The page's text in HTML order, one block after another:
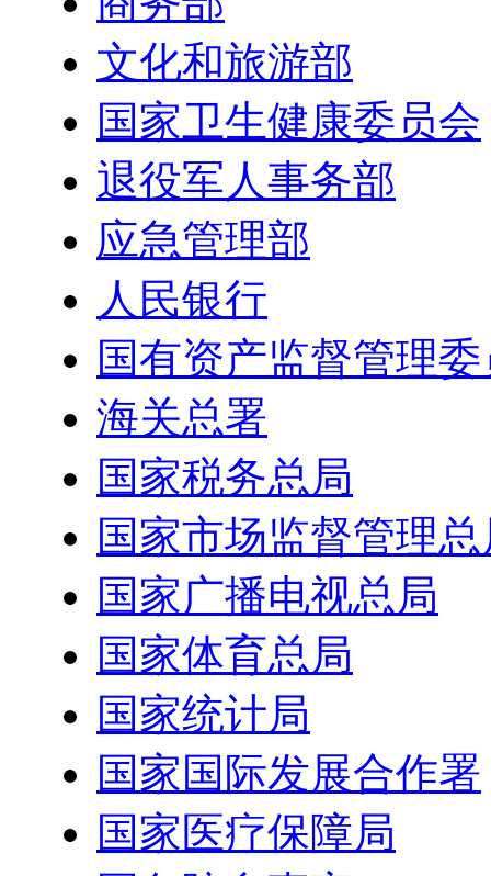
文化和旅游部
国家卫生健康委员会
退役军人事务部
应急管理部
人民银行
国有资产监督管理
海关总署
国家税务总局
国家市场监督管理
国家广播电视总局
国家体育总局
国家统计局
国家国际发展合作署
国家医疗保障局